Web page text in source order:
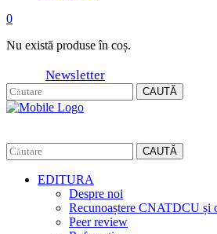
0
Nu există produse în coș.
Newsletter
CAUTĂ
CAUTĂ
EDITURA
Despre noi
Recunoaștere CNATDCU și
Peer review